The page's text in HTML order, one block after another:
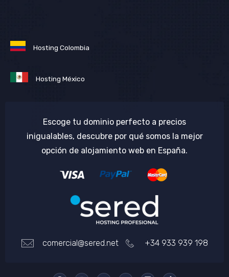
Hosting Colombia
Hosting México
Escoge tu dominio perfecto a precios
inigualables, descubre por qué somos la mejor
opción de alojamiento web en España.
comercial@sered.net +34 933 939 198